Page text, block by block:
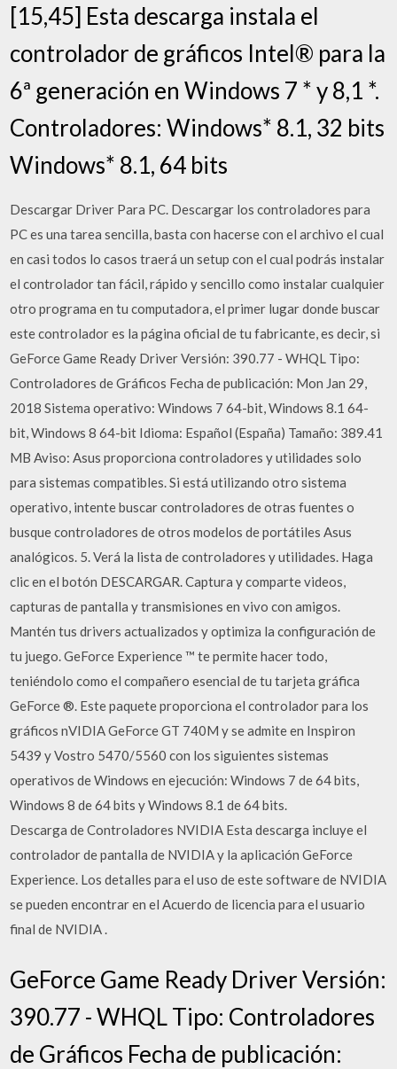
[15,45] Esta descarga instala el
controlador de gráficos Intel® para la
6ª generación en Windows 7 * y 8,1 *.
Controladores: Windows* 8.1, 32 bits
Windows* 8.1, 64 bits
Descargar Driver Para PC. Descargar los controladores para
PC es una tarea sencilla, basta con hacerse con el archivo el cual
en casi todos lo casos traerá un setup con el cual podrás instalar
el controlador tan fácil, rápido y sencillo como instalar cualquier
otro programa en tu computadora, el primer lugar donde buscar
este controlador es la página oficial de tu fabricante, es decir, si
GeForce Game Ready Driver Versión: 390.77 - WHQL Tipo:
Controladores de Gráficos Fecha de publicación: Mon Jan 29,
2018 Sistema operativo: Windows 7 64-bit, Windows 8.1 64-
bit, Windows 8 64-bit Idioma: Español (España) Tamaño: 389.41
MB Aviso: Asus proporciona controladores y utilidades solo
para sistemas compatibles. Si está utilizando otro sistema
operativo, intente buscar controladores de otras fuentes o
busque controladores de otros modelos de portátiles Asus
analógicos. 5. Verá la lista de controladores y utilidades. Haga
clic en el botón DESCARGAR. Captura y comparte videos,
capturas de pantalla y transmisiones en vivo con amigos.
Mantén tus drivers actualizados y optimiza la configuración de
tu juego. GeForce Experience ™ te permite hacer todo,
teniéndolo como el compañero esencial de tu tarjeta gráfica
GeForce ®. Este paquete proporciona el controlador para los
gráficos nVIDIA GeForce GT 740M y se admite en Inspiron
5439 y Vostro 5470/5560 con los siguientes sistemas
operativos de Windows en ejecución: Windows 7 de 64 bits,
Windows 8 de 64 bits y Windows 8.1 de 64 bits.
Descarga de Controladores NVIDIA Esta descarga incluye el
controlador de pantalla de NVIDIA y la aplicación GeForce
Experience. Los detalles para el uso de este software de NVIDIA
se pueden encontrar en el Acuerdo de licencia para el usuario
final de NVIDIA .
GeForce Game Ready Driver Versión:
390.77 - WHQL Tipo: Controladores
de Gráficos Fecha de publicación: